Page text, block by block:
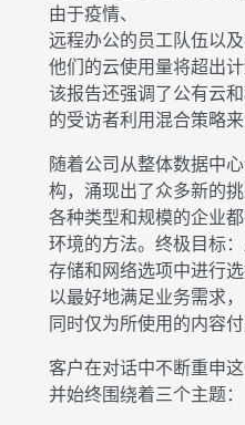
由于疫情、
远程办公的员工队伍以及
他们的云使用量将超出计
该报告还强调了公有云
的受访者利用混合策略来
随着公司从整体数据中
构，涌现出了众多新的挑
各种类型和规模的企业
环境的方法。终极目标：
存储和网络选项中进行选
以最好地满足业务需求，
同时仅为所使用的内容付
客户在对话中不断重申这
并始终围绕着三个主题：